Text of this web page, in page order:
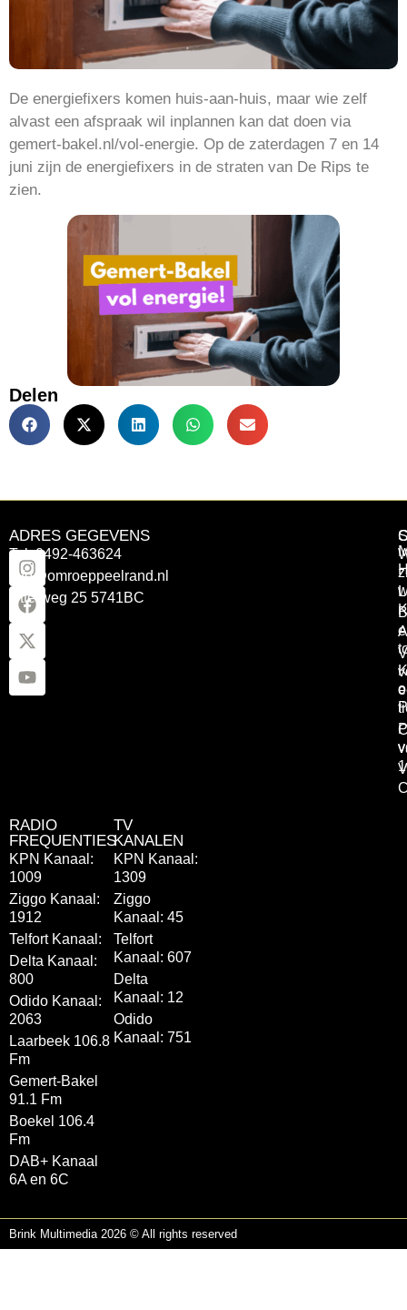
De energiefixers komen huis-aan-huis, maar wie zelf
alvast een afspraak wil inplannen kan dat doen via
gemert-bakel.nl/vol-energie. Op de zaterdagen 7 en 14
juni zijn de energiefixers in de straten van De Rips te
zien.
Delen
ADRES GEGEVENS
Tel: 0492-463624
info@omroeppeelrand.nl
Otterweg 25 5741BC
RADIO
FREQUENTIES
KPN Kanaal:
1009
Ziggo Kanaal:
1912
Telfort Kanaal:
Delta Kanaal:
800
Odido Kanaal:
2063
Laarbeek 106.8
Fm
Gemert-Bakel
91.1 Fm
Boekel 106.4
Fm
DAB+ Kanaal
6A en 6C
TV
KANALEN
KPN Kanaal:
1309
Ziggo
Kanaal: 45
Telfort
Kanaal: 607
Delta
Kanaal: 12
Odido
Kanaal: 751
Brink Multimedia 2026 © All rights reserved